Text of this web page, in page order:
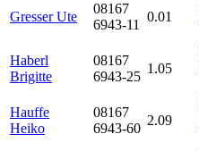
Gresser Ute
08167
6943-11
0.01
Haberl
Brigitte
08167
6943-25
1.05
Hauffe
Heiko
08167
6943-60
2.09